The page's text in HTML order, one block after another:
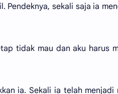
sekali saja ia
tidak mau dan aku harus
ia. Sekali ia telah